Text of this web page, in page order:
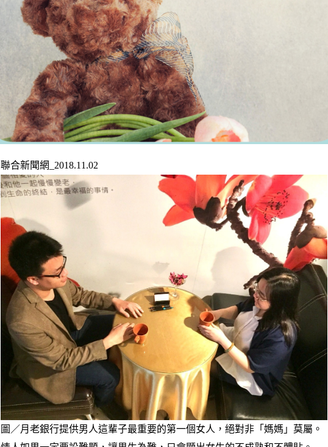
聯合新聞網_2018.11.02
圖／月老銀行提供男人這輩子最重要的第一個女人，絕對非「媽媽」莫屬。